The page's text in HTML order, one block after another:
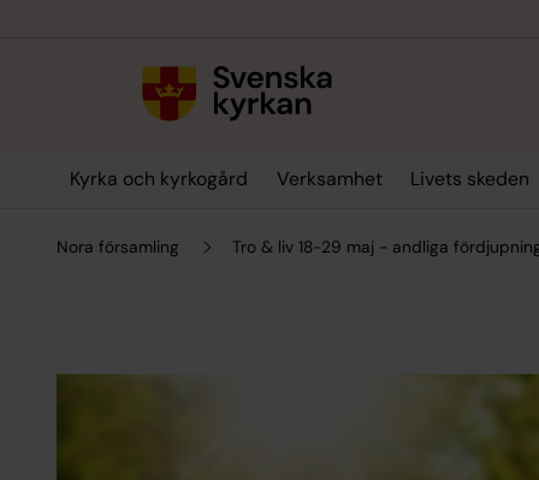
Kyrka och kyrkogård Verksamhet Livets skeden
Nora församling Tro & liv 18-29 maj - andliga